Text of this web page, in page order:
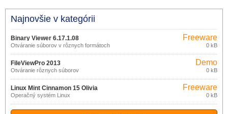
Najnovšie v kategórii
Binary Viewer 6.17.1.08
Otváranie súborov v rôznych formátoch
Freeware
0 kB
FileViewPro 2013
Otváranie rôznych súborov
Demo
0 kB
Linux Mint Cinnamon 15 Olivia
Operačný systém Linux
Freeware
0 kB